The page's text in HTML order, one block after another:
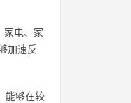
家电、家
加速反
能够在较